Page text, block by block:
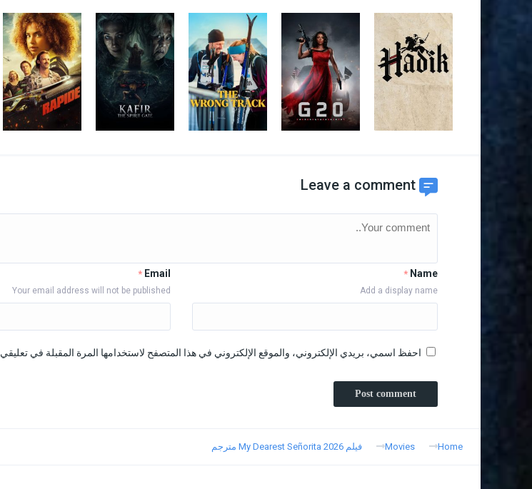
Leave a comment
Name
*
Add a display name
Email
*
Your email address will not be published
احفظ اسمي، بريدي الإلكتروني، والموقع الإلكتروني في هذا المتصفح لاستخدامها المرة المقبلة في تعليقي.
Home
Movies فيلم My Dearest Señorita 2026 مترجم